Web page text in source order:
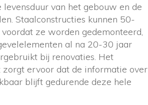
levensduur van het gebouw en de
Staalconstructies kunnen 50-
ze worden gedemonteerd,
al na 20-30 jaar
bij renovaties. Het
ervoor dat de informatie over
blijft gedurende deze hele